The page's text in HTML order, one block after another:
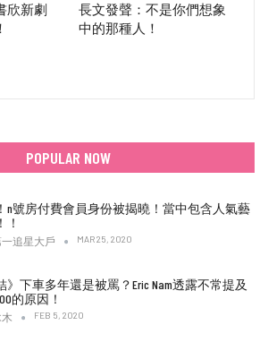
欣新劇
長文發聲：不是你們想象
中的那種人！
POPULAR NOW
n號房付費會員身份被揭曉！當中包含人氣藝
！
追星大戶 MAR 25, 2020
》下車多年還是被罵？Eric Nam透露不常提及
的原因！
FEB 5, 2020